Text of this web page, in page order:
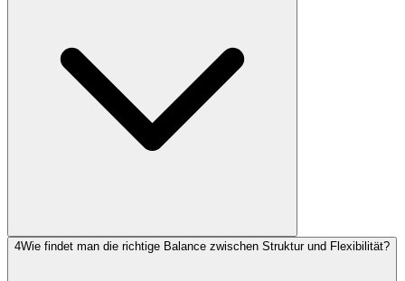
4Wie findet man die richtige Balance zwischen Struktur und Flexibilität?